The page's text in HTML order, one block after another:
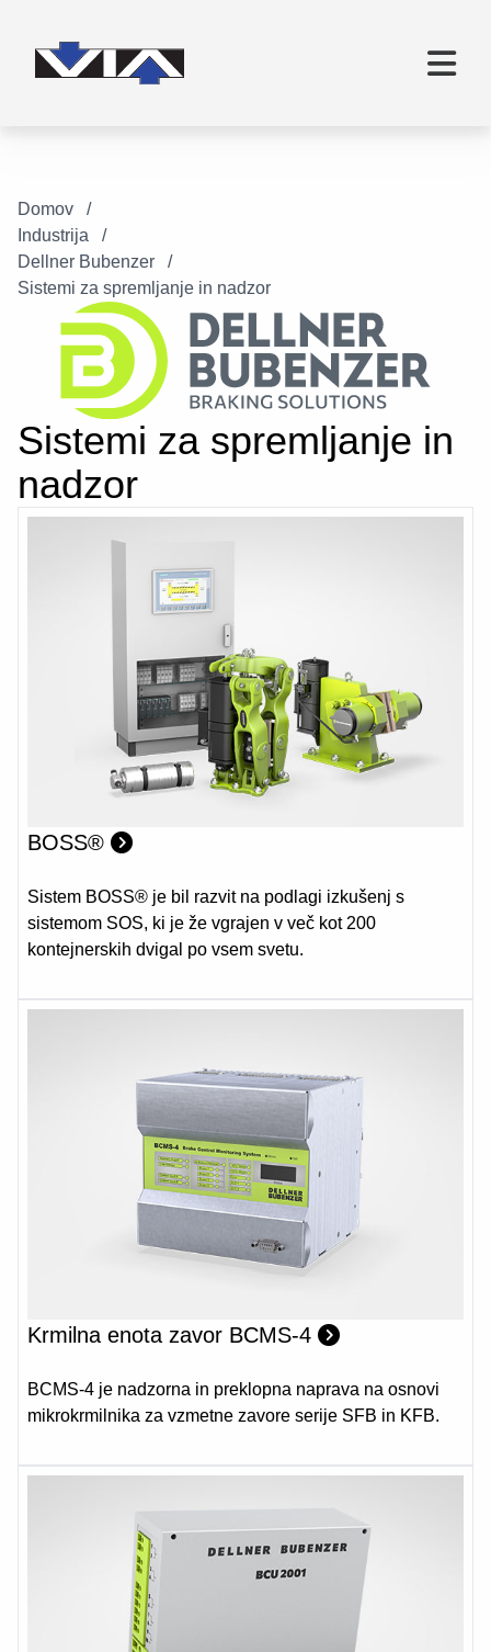
Domov
Industrija
Dellner Bubenzer
Sistemi za spremljanje in nadzor
Sistemi za spremljanje in
nadzor
BOSS®
Sistem BOSS® je bil razvit na podlagi izkušenj s
sistemom SOS, ki je že vgrajen v več kot 200
kontejnerskih dvigal po vsem svetu.
Krmilna enota zavor BCMS-4
BCMS-4 je nadzorna in preklopna naprava na osnovi
mikrokrmilnika za vzmetne zavore serije SFB in KFB.